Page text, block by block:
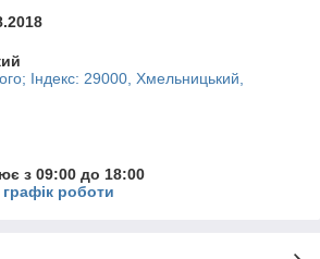
Індекс: 29000, Хмельницький,
з 09:00 до 18:00
роботи